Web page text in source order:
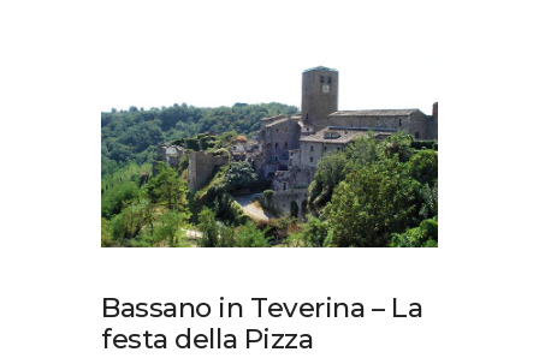
Bassano in Teverina – La
festa della Pizza